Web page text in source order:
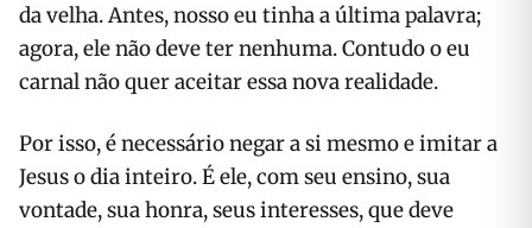
da velha. Antes, nosso eu tinha a última palavra;
agora, ele não deve ter nenhuma. Contudo o eu
carnal não quer aceitar essa nova realidade.
Por isso, é necessário negar a si mesmo e imitar a
Jesus o dia inteiro. É ele, com seu ensino, sua
vontade, sua honra, seus interesses, que deve